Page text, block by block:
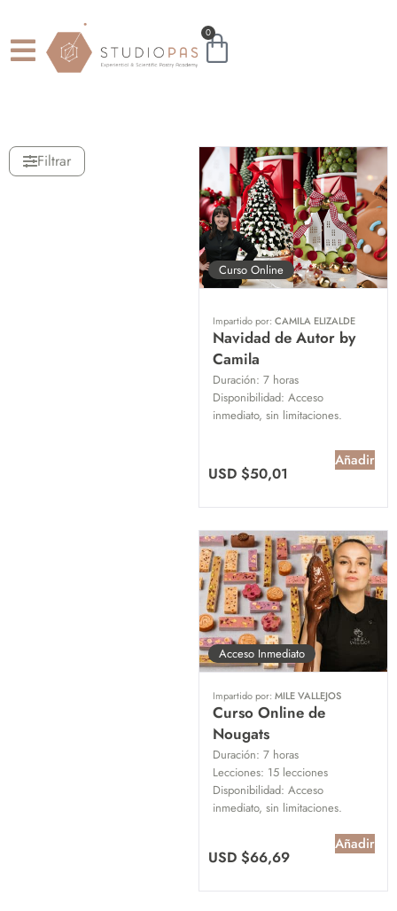
0
Filtrar
Curso Online
Impartido por: CAMILA ELIZALDE
Navidad de Autor by
Camila
Duración: 7 horas
Disponibilidad: Acceso
inmediato, sin limitaciones.
USD $50,01
Añadir
Acceso Inmediato
Impartido por: MILE VALLEJOS
Curso Online de
Nougats
Duración: 7 horas
Lecciones: 15 lecciones
Disponibilidad: Acceso
inmediato, sin limitaciones.
USD $66,69
Añadir